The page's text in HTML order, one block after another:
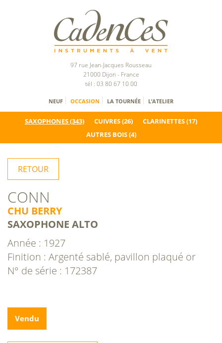
97 rue Jean-Jacques Rousseau
21000 Dijon - France
tél : 03 80 67 10 00
NEUF OCCASION LA TOURNÉE L’ATELIER
SAXOPHONES(343) CUIVRES(26) CLARINETTES(17)
AUTRES BOIS(4)
RETOUR
CONN
CHU BERRY
SAXOPHONE ALTO
Année : 1927
Finition : Argenté sablé, pavillon plaqué or
N° de série : 172387
Vendu